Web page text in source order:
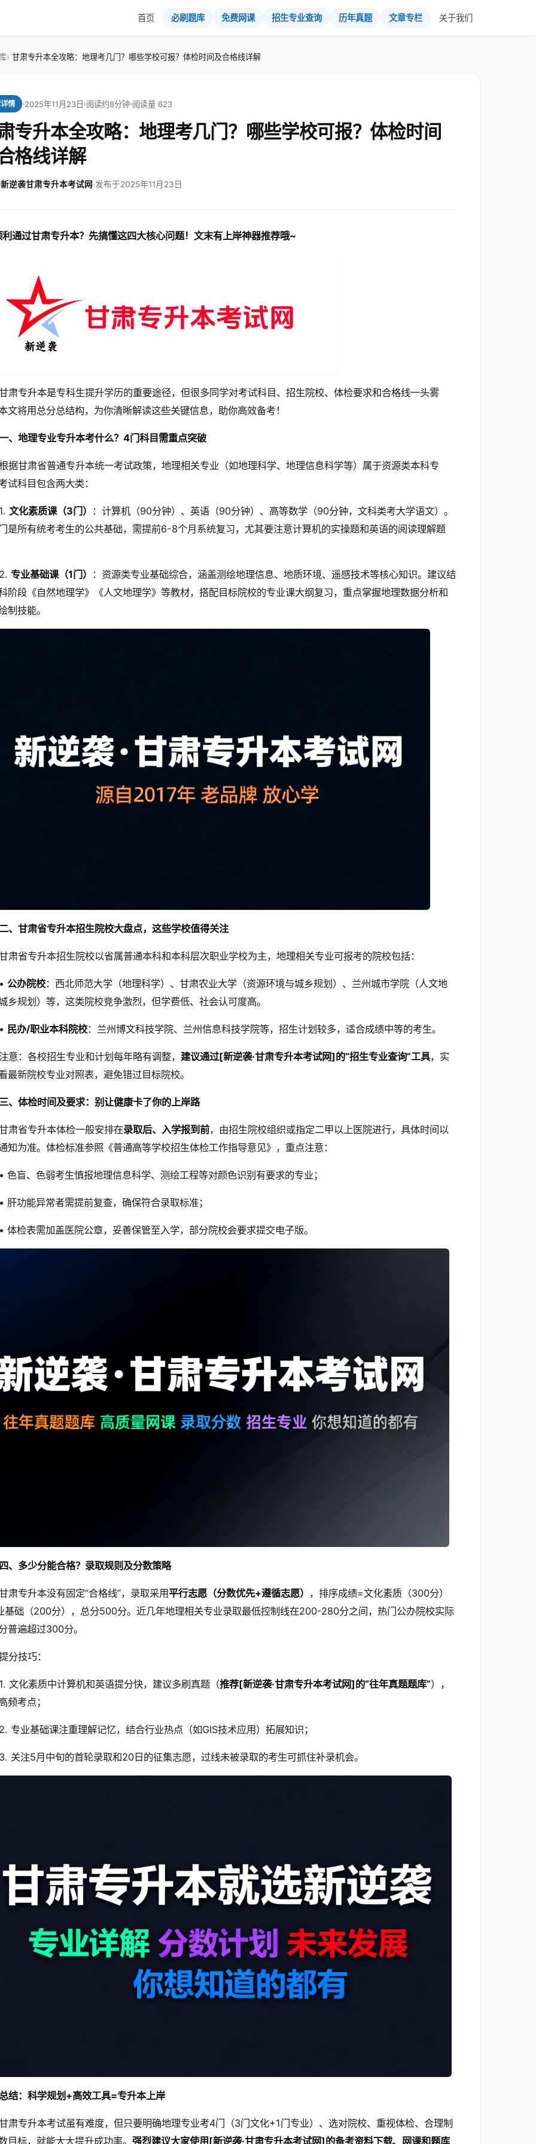
首页 必刷题库 免费网课 招生专业查询 历年真题 文章专栏 关于我们
甘肃专升本全攻略：地理考几门？哪些学校可报？体检时间及合格线详解
情 2025年11月23日 阅读约8分钟 阅读量 623
专升本全攻略：地理考几门？哪些学校可报？体检时间
格线详解
新逆袭甘肃专升本考试网·发布于2025年11月23日
利通过甘肃专升本？先搞懂这四大核心问题！文末有上岸神器推荐哦~
肃专升本是专科生提升学历的重要途径，但很多同学对考试科目、招生院校、体检要求和合格线一头雾
文将用总分总结构，为你清晰解读这些关键信息，助你高效备考！
、地理专业专升本考什么？4门科目需重点突破
据甘肃省普通专升本统一考试政策，地理相关专业（如地理科学、地理信息科学等）属于资源类本科专
试科目包含两大类：
文化素质课（3门）
：计算机（90分钟）、英语（90分钟）、高等数学（90分钟，文科类考大学语文）。
是所有统考考生的公共基础，需提前6-8个月系统复习，尤其要注意计算机的实操题和英语的阅读理解题
专业基础课（1门）
：资源类专业基础综合，涵盖测绘地理信息、地质环境、遥感技术等核心知识。建议结
阶段《自然地理学》《人文地理学》等教材，搭配目标院校的专业课大纲复习，重点掌握地理数据分析和
制技能。
、甘肃省专升本招生院校大盘点，这些学校值得关注
肃省专升本招生院校以省属普通本科和本科层次职业学校为主，地理相关专业可报考的院校包括：
公办院校：西北师范大学（地理科学）、甘肃农业大学（资源环境与城乡规划）、兰州城市学院（人文地
乡规划）等，这类院校竞争激烈，但学费低、社会认可度高。
民办/职业本科院校：兰州博文科技学院、兰州信息科技学院等，招生计划较多，适合成绩中等的考生。
意：各校招生专业和计划每年略有调整， 建议通过[新逆袭·甘肃专升本考试网]的“招生专业查询”工具，实
最新院校专业对照表，避免错过目标院校。
、体检时间及要求：别让健康卡了你的上岸路
肃省专升本体检一般安排在录取后、入学报到前，由招生院校组织或指定二甲以上医院进行，具体时间以
知为准。体检标准参照《普通高等学校招生体检工作指导意见》，重点注意：
色盲、色弱考生慎报地理信息科学、测绘工程等对颜色识别有要求的专业；
肝功能异常者需提前复查，确保符合录取标准；
体检表需加盖医院公章，妥善保管至入学，部分院校会要求提交电子版。
、多少分能合格？录取规则及分数策略
肃专升本没有固定“合格线”，录取采用平行志愿（分数优先+遵循志愿） ，排序成绩=文化素质（300分）
基础（200分），总分500分。近几年地理相关专业录取最低控制线在200-280分之间，热门公办院校实际
普遍超过300分。
分技巧：
文化素质中计算机和英语提分快，建议多刷真题（推荐[新逆袭·甘肃专升本考试网]的“往年真题题库”），
频考点；
专业基础课注重理解记忆，结合行业热点（如GIS技术应用）拓展知识；
关注5月中旬的首轮录取和20日的征集志愿，过线未被录取的考生可抓住补录机会。
结：科学规划+高效工具=专升本上岸
肃专升本考试虽有难度，但只要明确地理专业考4门（3门文化+1门专业）、选对院校、重视体检、合理制
目标，就能大大提升成功率。 强烈建议大家使用[新逆袭·甘肃专升本考试网]的备考资料下载、网课和题库